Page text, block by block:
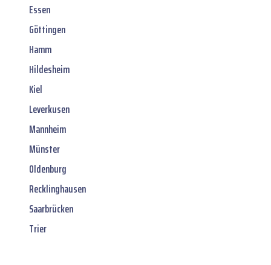
Essen
Göttingen
Hamm
Hildesheim
Kiel
Leverkusen
Mannheim
Münster
Oldenburg
Recklinghausen
Saarbrücken
Trier